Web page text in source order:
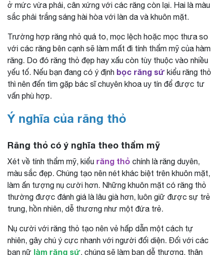
ở mức vừa phải, cân xứng với các răng còn lại. Hai là màu
sắc phải trắng sáng hài hòa với làn da và khuôn mặt.
Trường hợp răng nhỏ quá to, mọc lệch hoặc mọc thưa so
với các răng bên cạnh sẽ làm mất đi tính thẩm mỹ của hàm
răng. Do đó răng thỏ đẹp hay xấu còn tùy thuộc vào nhiều
yếu tố. Nếu bạn đang có ý định bọc răng sứ kiểu răng thỏ
thì nên đến tìm gặp bác sĩ chuyên khoa uy tín để được tư
vấn phù hợp.
Ý nghĩa của răng thỏ
Răng thỏ có ý nghĩa theo thẩm mỹ
Xét về tính thẩm mỹ, kiểu răng thỏ chính là răng duyên,
màu sắc đẹp. Chúng tạo nên nét khác biệt trên khuôn mặt,
làm ấn tượng nụ cười hơn. Những khuôn mặt có răng thỏ
thường được đánh giá là lâu già hơn, luôn giữ được sự trẻ
trung, hồn nhiên, dễ thương như một đứa trẻ.
Nụ cười với răng thỏ tạo nên vẻ hấp dẫn một cách tự
nhiên, gây chú ý cực nhanh với người đối diện. Đối với các
bạn nữ làm răng sứ, chúng sẽ làm bạn dễ thương, thân